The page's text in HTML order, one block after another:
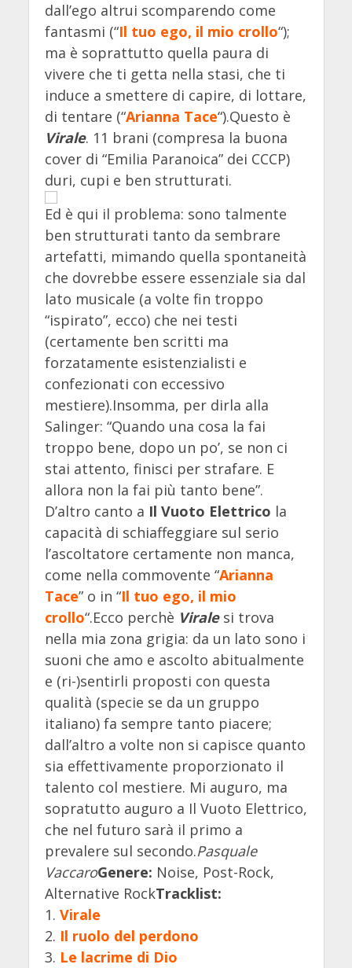
dall’ego altrui scomparendo come
fantasmi (“Il tuo ego, il mio crollo“);
ma è soprattutto quella paura di
vivere che ti getta nella stasi, che ti
induce a smettere di capire, di lottare,
di tentare (“Arianna Tace“).Questo è
Virale. 11 brani (compresa la buona
cover di “Emilia Paranoica” dei CCCP)
duri, cupi e ben strutturati.
Ed è qui il problema: sono talmente
ben strutturati tanto da sembrare
artefatti, mimando quella spontaneità
che dovrebbe essere essenziale sia dal
lato musicale (a volte fin troppo
“ispirato”, ecco) che nei testi
(certamente ben scritti ma
forzatamente esistenzialisti e
confezionati con eccessivo
mestiere).Insomma, per dirla alla
Salinger: “Quando una cosa la fai
troppo bene, dopo un po’, se non ci
stai attento, finisci per strafare. E
allora non la fai più tanto bene”.
D’altro canto a Il Vuoto Elettrico la
capacità di schiaffeggiare sul serio
l’ascoltatore certamente non manca,
come nella commovente “Arianna
Tace” o in “Il tuo ego, il mio
crollo“.Ecco perchè Viralesi trova
nella mia zona grigia: da un lato sono i
suoni che amo e ascolto abitualmente
e (ri-)sentirli proposti con questa
qualità (specie se da un gruppo
italiano) fa sempre tanto piacere;
dall’altro a volte non si capisce quanto
sia effettivamente proporzionato il
talento col mestiere. Mi auguro, ma
sopratutto auguro a Il Vuoto Elettrico,
che nel futuro sarà il primo a
prevalere sul secondo.Pasquale
VaccaroGenere: Noise, Post-Rock,
Alternative RockTracklist:
1. Virale
2. Il ruolo del perdono
3. Le lacrime di Dio